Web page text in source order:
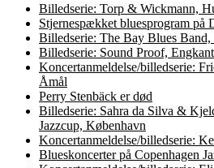
Billedserie: Torp & Wickmann,
Stjernespækket bluesprogram på
Billedserie: The Bay Blues
Billedserie: Sound Proof,
Koncertanmeldelse/billedserie:
Åmål
Perry Stenbäck er død
Billedserie: Sahra da Silva &
Jazzcup, København
Koncertanmeldelse/billedserie:
Blueskoncerter på Copenhagen